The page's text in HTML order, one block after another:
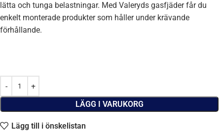
lätta och tunga belastningar. Med Valeryds gasfjäder får du
enkelt monterade produkter som håller under krävande
förhållande.
LÄGG I VARUKORG
Lägg till i önskelistan